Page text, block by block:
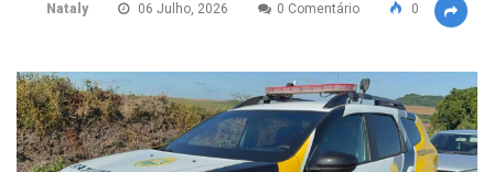
Nataly 06 Julho, 2026 0 Comentário 0